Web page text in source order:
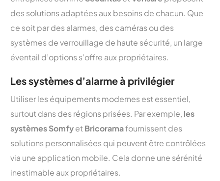
des solutions adaptées aux besoins de chacun. Que
ce soit par des alarmes, des caméras ou des
systèmes de verrouillage de haute sécurité, un large
éventail d’options s’offre aux propriétaires.
Les systèmes d’alarme à privilégier
Utiliser les équipements modernes est essentiel,
surtout dans des régions prisées. Par exemple, les
systèmes Somfyet Bricoramafournissent des
solutions personnalisées qui peuvent être contrôlées
via une application mobile. Cela donne une sérénité
inestimable aux propriétaires.